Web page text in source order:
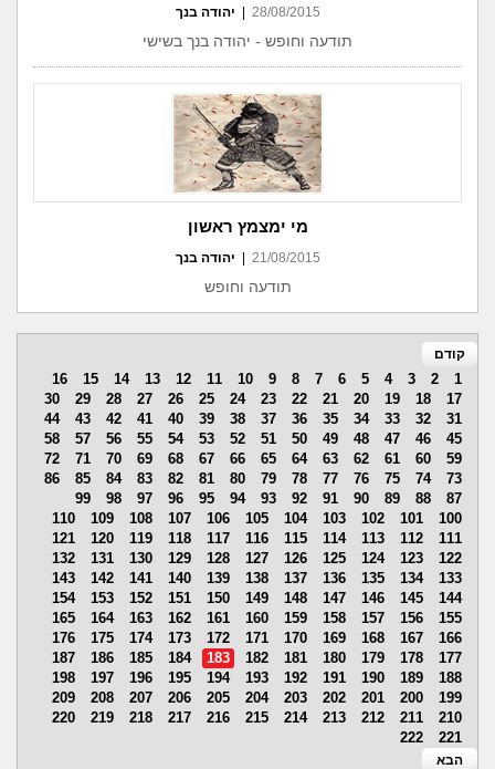
28/08/2015 יהודה בנך
תודעה וחופש - יהודה בנך בשישי
מי ימצמץ ראשון
21/08/2015 יהודה בנך
תודעה וחופש
קודם
1
2
3
4
5
6
7
8
9
10
11
12
13
14
15
16
17
18
19
20
21
22
23
24
25
26
27
28
29
30
31
32
33
34
35
36
37
38
39
40
41
42
43
44
45
46
47
48
49
50
51
52
53
54
55
56
57
58
59
60
61
62
63
64
65
66
67
68
69
70
71
72
73
74
75
76
77
78
79
80
81
82
83
84
85
86
87
88
89
90
91
92
93
94
95
96
97
98
99
100
101
102
103
104
105
106
107
108
109
110
111
112
113
114
115
116
117
118
119
120
121
122
123
124
125
126
127
128
129
130
131
132
133
134
135
136
137
138
139
140
141
142
143
144
145
146
147
148
149
150
151
152
153
154
155
156
157
158
159
160
161
162
163
164
165
166
167
168
169
170
171
172
173
174
175
176
177
178
179
180
181
182
183
184
185
186
187
188
189
190
191
192
193
194
195
196
197
198
199
200
201
202
203
204
205
206
207
208
209
210
211
212
213
214
215
216
217
218
219
220
221
222
הבא